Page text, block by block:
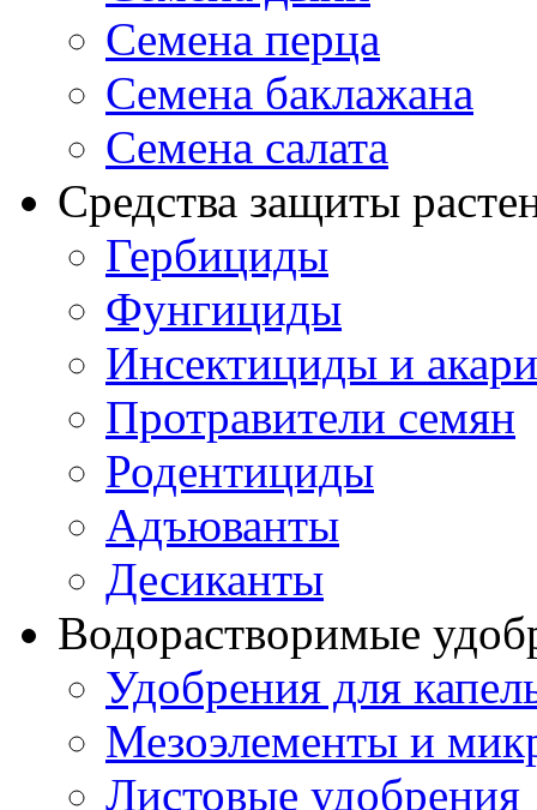
Семена перца
Семена баклажана
Семена салата
Средства защиты
Гербициды
Фунгициды
Инсектициды и
Протравители семян
Родентициды
Адъюванты
Десиканты
Водорастворимые
Удобрения для
Мезоэлементы и
Листовые удобрения